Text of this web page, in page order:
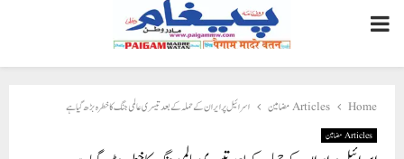
PRIMARY
MENU
Home Articles مضامین اسرائیل پر ایران کے حملہ کے بعد تیسری عالمی جنگ کا خطرہ بڑھ گیا ہے
Articles مضامین